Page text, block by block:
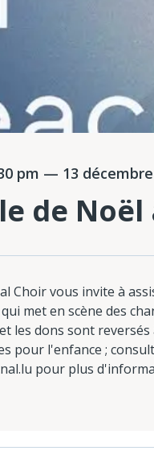
pm — 13 décembre
de
Choir vous invite à
met en scène des
les dons sont reversés
pour l'enfance ;
pour plus